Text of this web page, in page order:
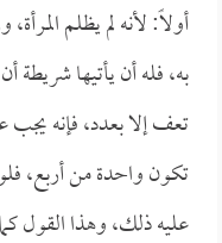
أولاً: لأنه لم يظلم
به، فله أن يأتيها شريطة
تعف إلا بعدد، فإنه يجب
تكون واحدة من أربع،
عليه ذلك، وهذا القول